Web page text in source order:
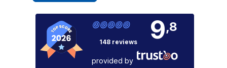
148 reviews 9,8
provided by